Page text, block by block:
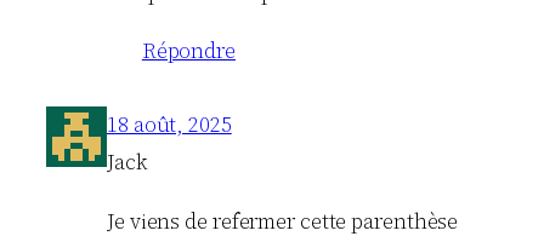
Répondre
18 août, 2025
Jack
Je viens de refermer cette parenthèse